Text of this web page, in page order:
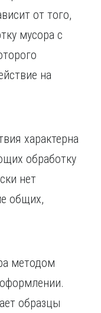
от того,
мусора с
на
характерна
обработку
нет
общих,
методом
образцы